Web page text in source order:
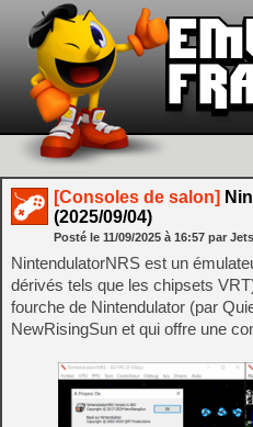
[Consoles de salon]
(2025/09/04)
Posté le 11/09/2025 à 16:57 par Jets
NintendulatorNRS est un
dérivés tels que les chipsets
fourche de Nintendulator (par
NewRisingSun et qui offre une